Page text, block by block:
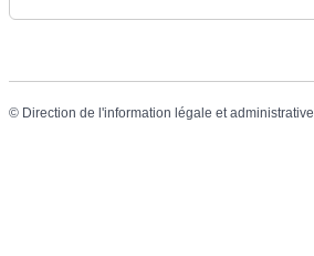
© Direction de l'information légale et administrative